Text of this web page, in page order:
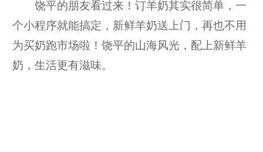
饶平的朋友看过来！订羊奶其实很简单，一
个小程序就能搞定，新鲜羊奶送上门，再也不用
为买奶跑市场啦！饶平的山海风光，配上新鲜羊
奶，生活更有滋味。